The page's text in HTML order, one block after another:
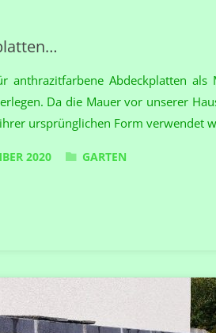
Abdeckplatten als
Da die Mauer vor unserer
ursprünglichen Form verwendet
2020 GARTEN